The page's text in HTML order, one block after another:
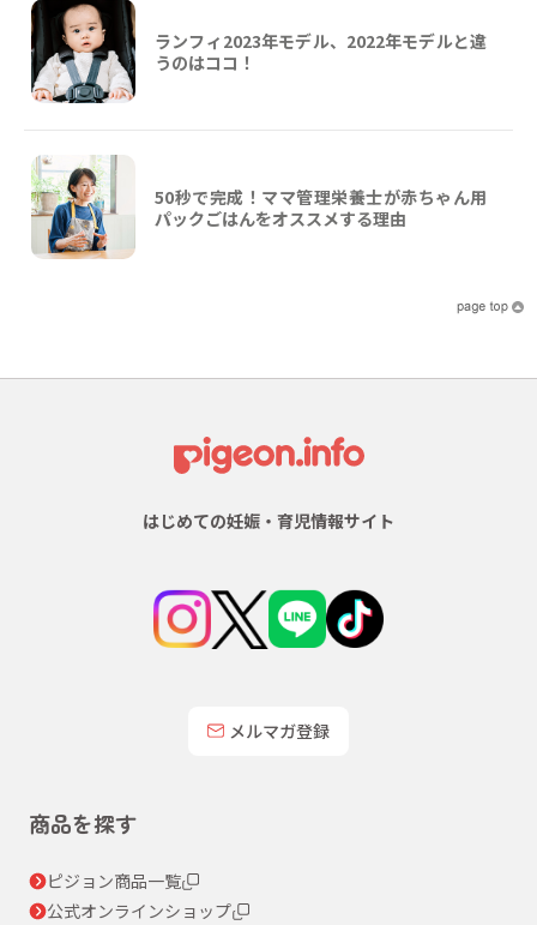
ランフィ2023年モデル、2022年モデルと違
うのはココ！
50秒で完成！ママ管理栄養士が赤ちゃん用
パックごはんをオススメする理由
はじめての妊娠・育児情報サイト
メルマガ登録
商品を探す
ピジョン商品一覧
公式オンラインショップ